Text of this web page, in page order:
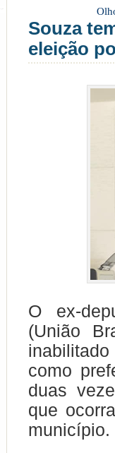
Souza
eleição
O ex-
(União
como
duas
que
município.